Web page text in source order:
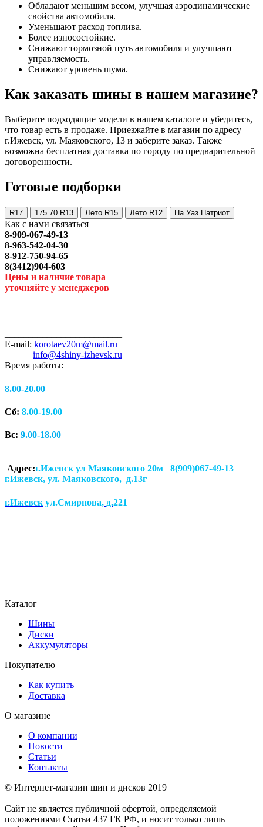
Обладают меньшим весом, улучшая аэродинамические
свойства автомобиля.
Уменьшают расход топлива.
Более износостойкие.
Снижают тормозной путь автомобиля и улучшают
управляемость.
Снижают уровень шума.
Как заказать шины в нашем магазине?
Выберите подходящие модели в нашем каталоге и убедитесь,
что товар есть в продаже. Приезжайте в магазин по адресу
г.Ижевск, ул. Маяковского, 13 и заберите заказ. Также
возможна бесплатная доставка по городу по предварительной
договоренности.
Готовые подборки
R17 175 70 R13 Лето R15 Лето R12 На Уаз Патриот
Как с нами связаться
8-909-067-49-13
8-963-542-04-30
8-912-750-94-65
8(3412)904-603
Цены и наличие товара
уточняйте у менеджеров
E-mail: korotaev20m@mail.ru
info@4shiny-izhevsk.ru
Время работы:
8.00-20.00
Сб: 8.00-19.00
Вс: 9.00-18.00
Адрес:г.Ижевск ул Маяковского 20м 8(909)067-49-13
г.Ижевск, ул. Маяковского, д.13г
г.Ижевск ул.Смирнова, д.221
Каталог
Шины
Диски
Аккумуляторы
Покупателю
Как купить
Доставка
О магазине
О компании
Новости
Статьи
Контакты
© Интернет-магазин шин и дисков 2019
Сайт не является публичной офертой, определяемой
положениями Статьи 437 ГК РФ, и носит только лишь